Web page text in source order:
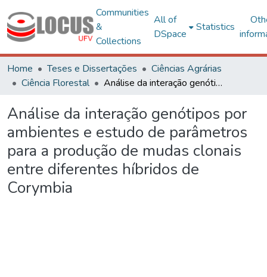
Communities
&
Collections
All of
DSpace
Statistics
Home Teses e Dissertações
Ciências Agrárias
Ciência Florestal
Análise da interação genótipos por ambientes e estudo de parâmetros para a produção de mudas clonais entre diferentes híbridos de Corymbia
Análise da interação genótipos por
ambientes e estudo de parâmetros
para a produção de mudas clonais
entre diferentes híbridos de
Corymbia